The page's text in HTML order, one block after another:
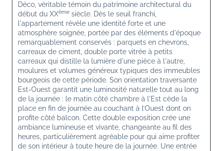
Déco, véritable témoin du patrimoine architectural du
début du XXème siècle. Dès le seuil franchi,
l'appartement révèle une identité forte et une
atmosphère soignée, portée par des éléments d'époque
remarquablement conservés : parquets en chevrons,
carreaux de ciment, double porte vitrée à petits
carreaux qui distille la lumière d'une pièce à l'autre,
moulures et volumes généreux typiques des immeubles
bourgeois de cette période. Son orientation traversante
Est-Ouest garantit une luminosité naturelle tout au long
de la journée : le matin côté chambre à l'Est cède la
place en fin de journée au couchant à l’Ouest dont on
profite côté balcon. Cette double exposition crée une
ambiance lumineuse et vivante, changeante au fil des
heures, particulièrement agréable pour qui aime profiter
de son intérieur à toute heure de la journée. Une entrée